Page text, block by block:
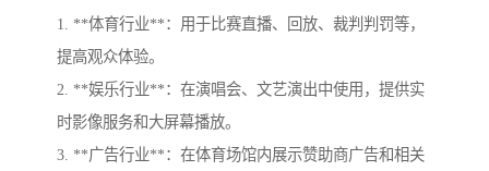
1. **体育行业**：用于比赛直播、回放、裁判判罚等，
提高观众体验。
2. **娱乐行业**：在演唱会、文艺演出中使用，提供实
时影像服务和大屏幕播放。
3. **广告行业**：在体育场馆内展示赞助商广告和相关